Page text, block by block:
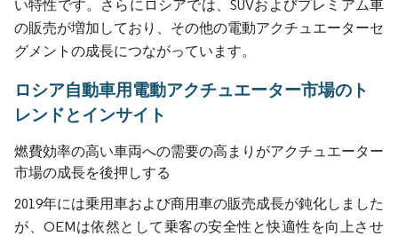
い特性です。さらにロシアでは、SUVおよびプレミアム車
の販売が増加しており、その他の電動アクチュエーターセ
グメントの成長につながっています。
ロシア自動車用電動アクチュエーター市場のト
レンドとインサイト
燃費効率の高い車両への需要の高まりがアクチュエーター
市場の成長を後押しする
2019年には乗用車および商用車の販売成長が鈍化しました
が、OEMは依然として乗客の安全性と快適性を向上させ